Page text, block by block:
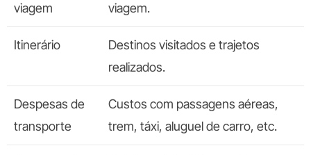
viagem
viagem.
Itinerário
Destinos visitados e trajetos
realizados.
Despesas de
transporte
Custos com passagens aéreas,
trem, táxi, aluguel de carro, etc.